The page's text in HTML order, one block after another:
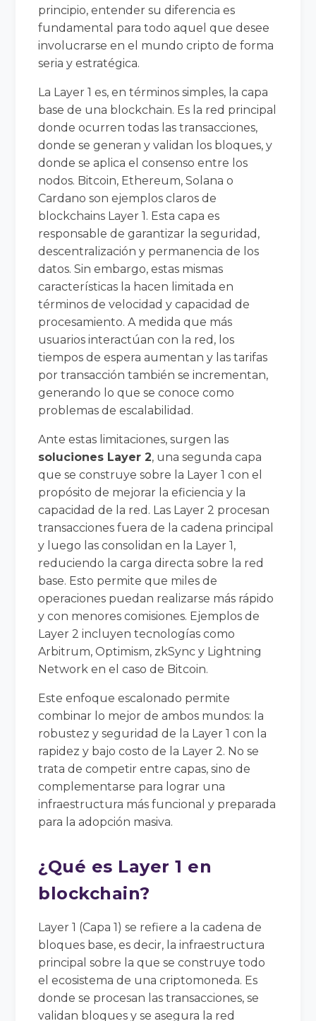
principio, entender su diferencia es
fundamental para todo aquel que desee
involucrarse en el mundo cripto de forma
seria y estratégica.
La Layer 1 es, en términos simples, la capa
base de una blockchain. Es la red principal
donde ocurren todas las transacciones,
donde se generan y validan los bloques, y
donde se aplica el consenso entre los
nodos. Bitcoin, Ethereum, Solana o
Cardano son ejemplos claros de
blockchains Layer 1. Esta capa es
responsable de garantizar la seguridad,
descentralización y permanencia de los
datos. Sin embargo, estas mismas
características la hacen limitada en
términos de velocidad y capacidad de
procesamiento. A medida que más
usuarios interactúan con la red, los
tiempos de espera aumentan y las tarifas
por transacción también se incrementan,
generando lo que se conoce como
problemas de escalabilidad.
Ante estas limitaciones, surgen las
soluciones Layer 2, una segunda capa
que se construye sobre la Layer 1 con el
propósito de mejorar la eficiencia y la
capacidad de la red. Las Layer 2 procesan
transacciones fuera de la cadena principal
y luego las consolidan en la Layer 1,
reduciendo la carga directa sobre la red
base. Esto permite que miles de
operaciones puedan realizarse más rápido
y con menores comisiones. Ejemplos de
Layer 2 incluyen tecnologías como
Arbitrum, Optimism, zkSync y Lightning
Network en el caso de Bitcoin.
Este enfoque escalonado permite
combinar lo mejor de ambos mundos: la
robustez y seguridad de la Layer 1 con la
rapidez y bajo costo de la Layer 2. No se
trata de competir entre capas, sino de
complementarse para lograr una
infraestructura más funcional y preparada
para la adopción masiva.
¿Qué es Layer 1 en
blockchain?
Layer 1 (Capa 1) se refiere a la cadena de
bloques base, es decir, la infraestructura
principal sobre la que se construye todo
el ecosistema de una criptomoneda. Es
donde se procesan las transacciones, se
validan bloques y se asegura la red